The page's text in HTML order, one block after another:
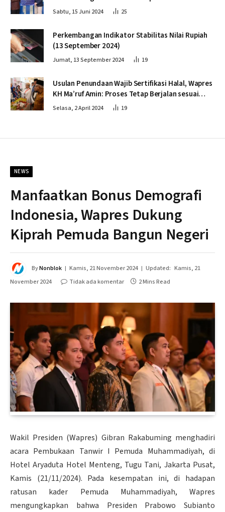
Sabtu, 15 Juni 2024 25
Perkembangan Indikator Stabilitas Nilai Rupiah
(13 September 2024)
Jumat, 13 September 2024 19
Usulan Penundaan Wajib Sertifikasi Halal, Wapres
KH Ma’ruf Amin: Proses Tetap Berjalan sesuai
Penahapan
Selasa, 2 April 2024 19
NEWS
Manfaatkan Bonus Demografi
Indonesia, Wapres Dukung
Kiprah Pemuda Bangun Negeri
ByNonblok Kamis, 21 November 2024 Updated: Kamis, 21
November 2024
Tidak ada komentar 2 Mins Read
Wakil Presiden (Wapres) Gibran Rakabuming menghadiri
acara Pembukaan Tanwir I Pemuda Muhammadiyah, di
Hotel Aryaduta Hotel Menteng, Tugu Tani, Jakarta Pusat,
Kamis (21/11/2024). Pada kesempatan ini, di hadapan
ratusan kader Pemuda Muhammadiyah, Wapres
mengungkapkan bahwa Presiden Prabowo Subianto